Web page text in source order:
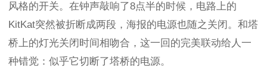
风格的开关。在钟声敲响了8点半的时候，电路上的
KitKat突然被折断成两段，海报的电源也随之关闭。和塔
桥上的灯光关闭时间相吻合，这一回的完美联动给人一
种错觉：似乎它切断了塔桥的电源。